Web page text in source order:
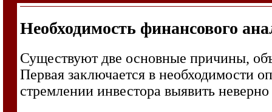
Необходимость финансового
Существуют две основные причины,
Первая заключается в необходимости
стремлении инвестора выявить